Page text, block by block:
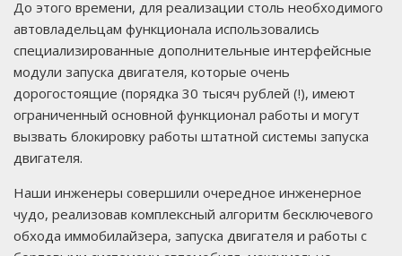
До этого времени, для реализации столь необходимого
автовладельцам функционала использовались
специализированные дополнительные интерфейсные
модули запуска двигателя, которые очень
дорогостоящие (порядка 30 тысяч рублей (!), имеют
ограниченный основной функционал работы и могут
вызвать блокировку работы штатной системы запуска
двигателя.
Наши инженеры совершили очередное инженерное
чудо, реализовав комплексный алгоритм бесключевого
обхода иммобилайзера, запуска двигателя и работы с